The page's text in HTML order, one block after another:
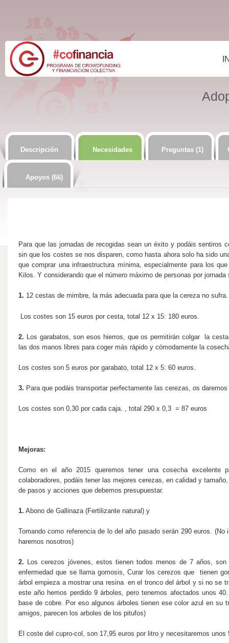
Descripción Necesidades Preguntas (1)
Apoyos (66)
Para que las jornadas de recogidas sean un éxito y podáis sentiros
sin que los costes se nos disparen, como hasta ahora solo ha sido
que comprar una infraestructura mínima, especialmente para los
Kilos. Y considerando que el número máximo de personas por
1. 12 cestas de mimbre, la más adecuada para que la cereza no sufra.
Los costes son 15 euros por cesta, total 12 x 15: 180 euros.
2. Los garabatos, son esos hierros, que os permitirán colgar la
las dos manos libres para coger más rápido y cómodamente la
Los costes son 5 euros por garabato, total 12 x 5: 60 euros.
3. Para que podáis transportar perfectamente las cerezas, os
Los costes son 0,30 por cada caja. , total 290 x 0,3 = 87 euros
Mejoras:
Como en el año 2015 queremos tener una cosecha excelente
colaboradores, podáis tener las mejores cerezas, en calidad y
de pasos y acciones que debemos presupuestar.
1. Abono de Gallinaza (Fertilizante natural) y
Tomando como referencia de lo del año pasado serán 290 euros.
haremos nosotros)
2. Los cerezos jóvenes, estos tienen todos menos de 7 años,
enfermedad que se llama gomosis, Curar los cerezos que tienen
árbol empieza a mostrar una resina en el tronco del árbol y si no se
este año hemos perdido 9 árboles, pero tenemos afectados unos
base de cobre. Por eso algunos árboles tienen ese color azul en su
amigos, parecen los arboles de los pitufos)
El coste del cupro-col, son 17,95 euros por litro y necesitaremos unos